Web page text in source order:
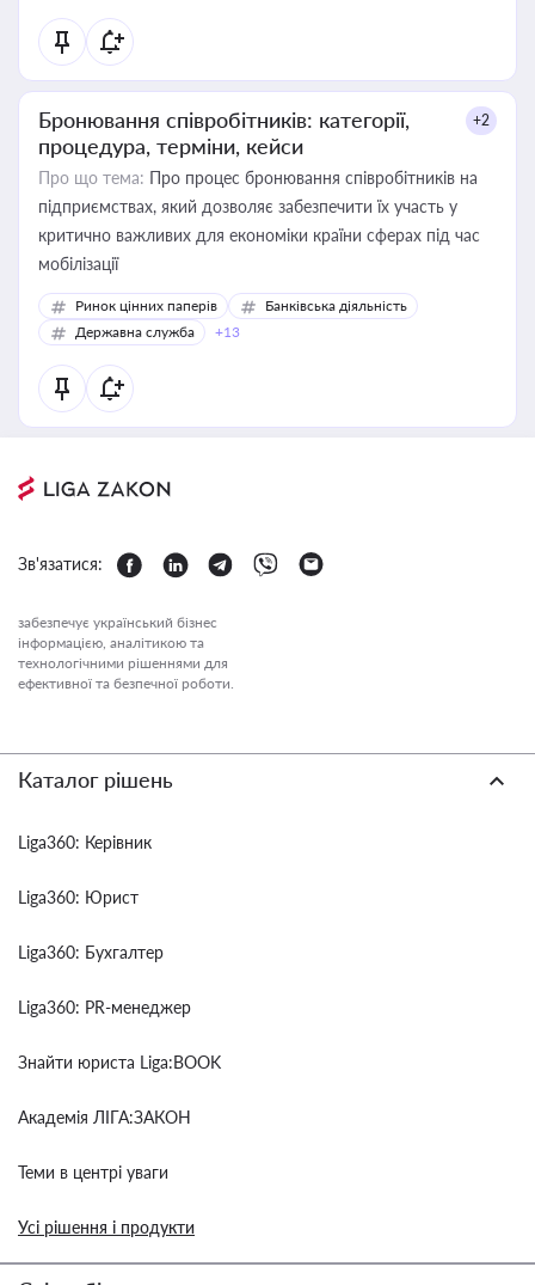
Бронювання співробітників: категорії,
процедура, терміни, кейси
+2
Про що тема: Про процес бронювання співробітників на
підприємствах, який дозволяє забезпечити їх участь у
критично важливих для економіки країни сферах під час
мобілізації
Ринок цінних паперів
Банківська діяльність
Державна служба
+13
Зв'язатися:
забезпечує український бізнес
інформацією, аналітикою та
технологічними рішеннями для
ефективної та безпечної роботи.
Каталог рішень
Liga360: Керівник
Liga360: Юрист
Liga360: Бухгалтер
Liga360: PR-менеджер
Знайти юриста Liga:BOOK
Академія ЛІГА:ЗАКОН
Теми в центрі уваги
Усі рішення і продукти